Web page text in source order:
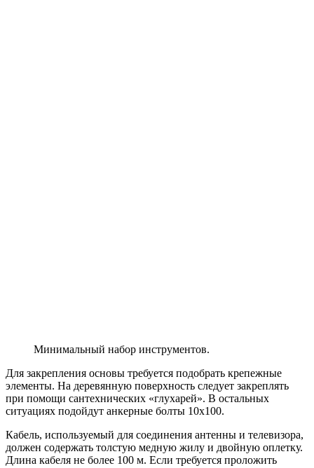
Минимальный набор инструментов.
Для закрепления основы требуется подобрать крепежные
элементы. На деревянную поверхность следует закреплять
при помощи сантехнических «глухарей». В остальных
ситуациях подойдут анкерные болты 10х100.
Кабель, используемый для соединения антенны и телевизора,
должен содержать толстую медную жилу и двойную оплетку.
Длина кабеля не более 100 м. Если требуется проложить